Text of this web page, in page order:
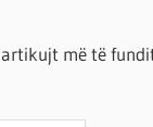
më të